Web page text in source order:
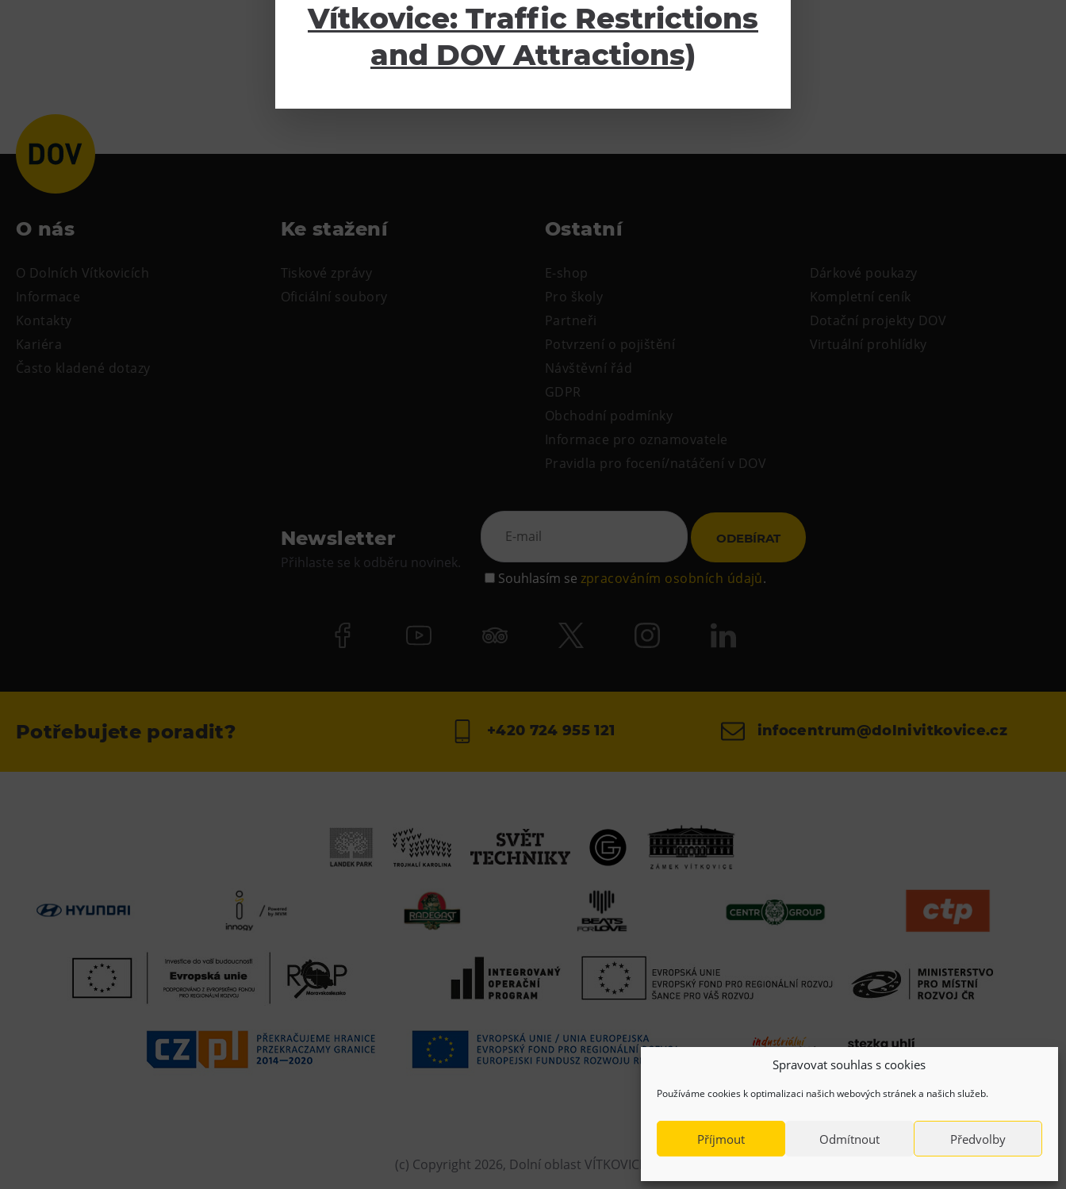
Spravovat souhlas s cookies
Používáme cookies k optimalizaci našich webových stránek a našich služeb.
Příjmout Odmítnout Předvolby
O nás
O Dolních Vítkovicích
Informace
Kontakty
Kariéra
Často kladené dotazy
Ke stažení
Tiskové zprávy
Oficiální soubory
Ostatní
E-shop
Pro školy
Partneři
Potvrzení o pojištění
Návštěvní řád
GDPR
Obchodní podmínky
Informace pro oznamovatele
Pravidla pro focení/natáčení v DOV
Dárkové poukazy
Kompletní ceník
Dotační projekty DOV
Virtuální prohlídky
Newsletter
Přihlaste se k odběru novinek.
ODEBÍRAT
Souhlasím se zpracováním osobních údajů.
Potřebujete poradit? +420 724 955 121 infocentrum@dolnivitkovice.cz
(c) Copyright 2026, Dolní oblast VÍTKOVICE, z.s.
Vítkovice: Traffic Restrictions
and DOV Attractions)